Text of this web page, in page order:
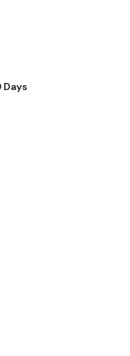
Days